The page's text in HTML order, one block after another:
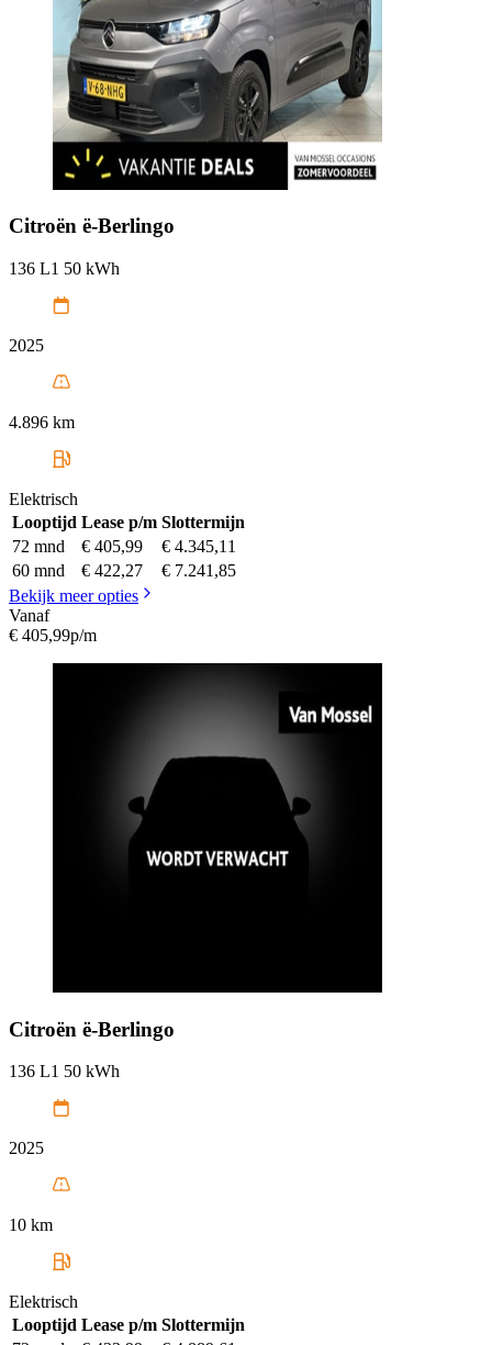
Citroën ë-Berlingo
136 L1 50 kWh
2025
4.896 km
Elektrisch
Looptijd Lease p/m Slottermijn
72 mnd
€ 405,99
€ 4.345,11
60 mnd
€ 422,27
€ 7.241,85
Bekijk meer opties
Vanaf
€ 405,99p/m
Citroën ë-Berlingo
136 L1 50 kWh
2025
10 km
Elektrisch
Looptijd Lease p/m Slottermijn